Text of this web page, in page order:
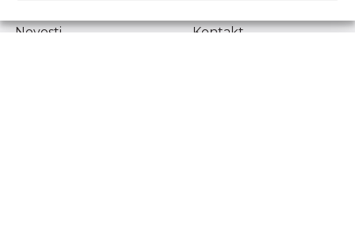
Novosti
Kontakt